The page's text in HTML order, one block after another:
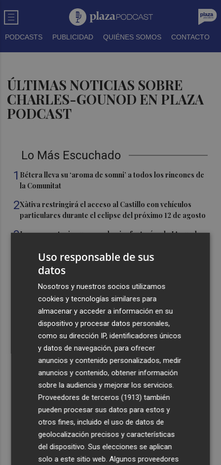
PODCASTS PUBLICIDAD QUIÉNES SOMOS CONTACTO
ÚLTIMAS NOTICIAS SOBRE
CHARLES-GOUNOD EN PLAZA
PODCAST
Lo Más Escuchado
1 Bétera lleva su ‘aroma de somni’ a todos los rincones de
la Comunitat
2Xàtiva restringirá el acceso al Castillo con vehículos
particulares durante el eclipse del próximo 12 de agosto
3La convocatoria europea de gigafactorías de IA puede
energía, 'cloud' y ciberseguridad
Telefónica lidera la reputación algorítmica del sector
con una puntuación un 21% superior a la media
El ‘Big Three’ de la restauración acelera: más aperturas,
nuevas inversiones y una batalla que ya no se libra solo
en el precio
Recibe toda la actualidad de
Plaza Podcast en tu correo
Quiero suscribirme
Uso responsable de sus
datos
Nosotros y nuestros socios utilizamos
cookies y tecnologías similares para
almacenar y acceder a información en su
dispositivo y procesar datos personales,
como su dirección IP, identificadores únicos
y datos de navegación, para ofrecer
anuncios y contenido personalizados, medir
anuncios y contenido, obtener información
sobre la audiencia y mejorar los servicios.
Proveedores de terceros (1913) también
pueden procesar sus datos para estos y
otros fines, incluido el uso de datos de
geolocalización precisos y características
del dispositivo. Sus elecciones se aplican
solo a este sitio web. Algunos proveedores